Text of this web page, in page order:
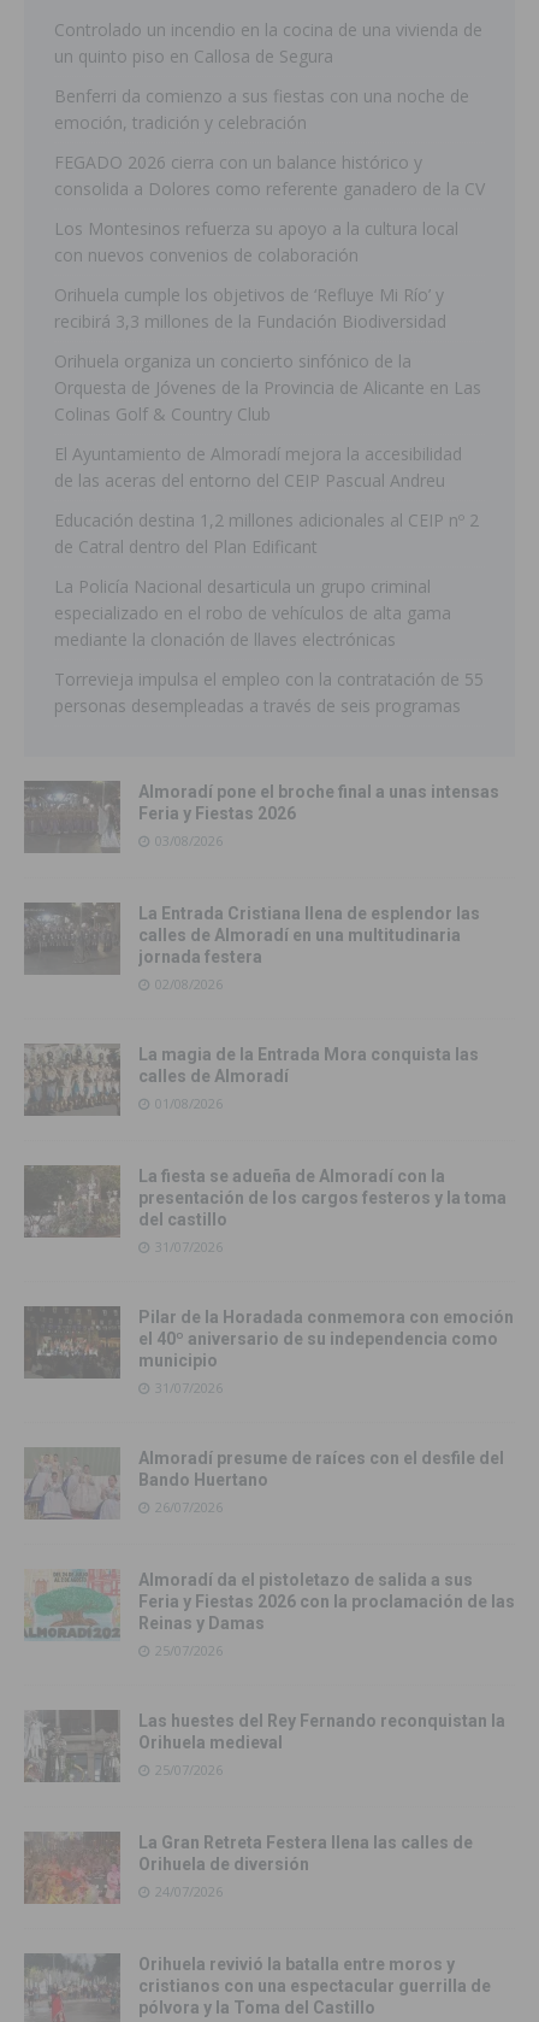
Controlado un incendio en la cocina de una vivienda de
un quinto piso en Callosa de Segura
Benferri da comienzo a sus fiestas con una noche de
emoción, tradición y celebración
FEGADO 2026 cierra con un balance histórico y
consolida a Dolores como referente ganadero de la CV
Los Montesinos refuerza su apoyo a la cultura local
con nuevos convenios de colaboración
Orihuela cumple los objetivos de ‘Refluye Mi Río’ y
recibirá 3,3 millones de la Fundación Biodiversidad
Orihuela organiza un concierto sinfónico de la
Orquesta de Jóvenes de la Provincia de Alicante en Las
Colinas Golf & Country Club
El Ayuntamiento de Almoradí mejora la accesibilidad
de las aceras del entorno del CEIP Pascual Andreu
Educación destina 1,2 millones adicionales al CEIP nº 2
de Catral dentro del Plan Edificant
La Policía Nacional desarticula un grupo criminal
especializado en el robo de vehículos de alta gama
mediante la clonación de llaves electrónicas
Torrevieja impulsa el empleo con la contratación de 55
personas desempleadas a través de seis programas
Almoradí pone el broche final a unas intensas
Feria y Fiestas 2026
03/08/2026
La Entrada Cristiana llena de esplendor las
calles de Almoradí en una multitudinaria
jornada festera
02/08/2026
La magia de la Entrada Mora conquista las
calles de Almoradí
01/08/2026
La fiesta se adueña de Almoradí con la
presentación de los cargos festeros y la toma
del castillo
31/07/2026
Pilar de la Horadada conmemora con emoción
el 40º aniversario de su independencia como
municipio
31/07/2026
Almoradí presume de raíces con el desfile del
Bando Huertano
26/07/2026
Almoradí da el pistoletazo de salida a sus
Feria y Fiestas 2026 con la proclamación de las
Reinas y Damas
25/07/2026
Las huestes del Rey Fernando reconquistan la
Orihuela medieval
25/07/2026
La Gran Retreta Festera llena las calles de
Orihuela de diversión
24/07/2026
Orihuela revivió la batalla entre moros y
cristianos con una espectacular guerrilla de
pólvora y la Toma del Castillo